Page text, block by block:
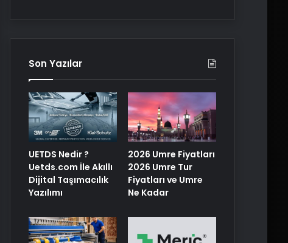
Son Yazılar
UETDS Nedir ?
Uetds.com İle Akıllı
Dijital Taşımacılık
Yazılımı
2026 Umre Fiyatları
2026 Umre Tur
Fiyatları ve Umre
Ne Kadar